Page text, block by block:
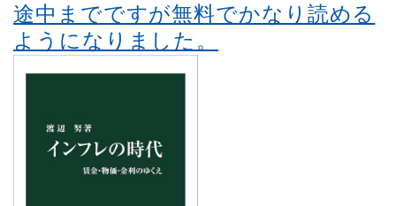
途中までですが無料でかなり読める
ようになりました。